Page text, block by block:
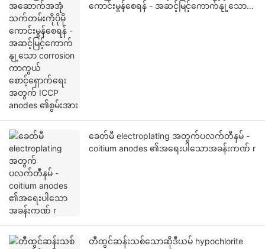
ကောင်းမွန်စေရန် - အဆင့်မြင့်ကောက်နျ့သော
ခေတ်မီ electroplating အတွက်ပလက်တီနမ် -
coitium anodes ၏အရေးပါသောအခန်းကဏ် r
တီထွင်ဆန်းသစ်သောဆိုဒီယမ် hypochlorite